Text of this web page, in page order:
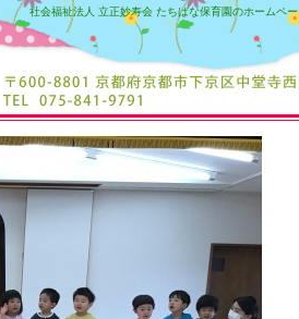
社会福祉法人 立正妙寿会 たちばな保育園のホームペ